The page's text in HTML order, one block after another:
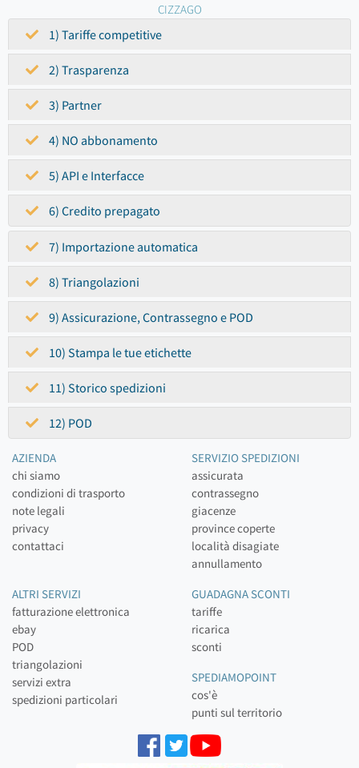
CIZZAGO
1) Tariffe competitive
2) Trasparenza
3) Partner
4) NO abbonamento
5) API e Interfacce
6) Credito prepagato
7) Importazione automatica
8) Triangolazioni
9) Assicurazione, Contrassegno e POD
10) Stampa le tue etichette
11) Storico spedizioni
12) POD
AZIENDA
chi siamo
condizioni di trasporto
note legali
privacy
contattaci
SERVIZIO SPEDIZIONI
assicurata
contrassegno
giacenze
province coperte
località disagiate
annullamento
ALTRI SERVIZI
fatturazione elettronica
ebay
POD
triangolazioni
servizi extra
spedizioni particolari
GUADAGNA SCONTI
tariffe
ricarica
sconti
SPEDIAMOPOINT
cos'è
punti sul territorio